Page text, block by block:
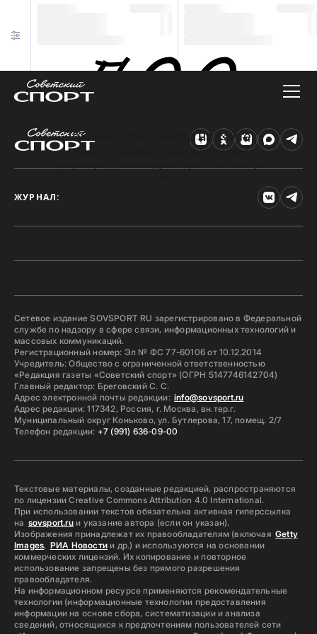
Техническая ошибка на сайте
Произошла ошибка. Чтобы найти нужную
ЖУРНАЛ:
Сетевое издание SOVSPORT RU зарегистрировано в Федеральной
службе по надзору в сфере связи, информационных технологий и
массовых коммуникаций.
Регистрационный номер: Эл № ФС 77-60106 от 10.12.2014
Учредитель: Общество с ограниченной ответственностью
«Редакция газеты «Советский спорт» (ОГРН 5147746142704)
Главный редактор: Бреговский С. С.
Адрес электронной почты редакции: info@sovsport.ru
Адрес редакции: 117342, Россия, г. Москва, вн.тер.г.
Муниципальный округ Коньково, ул. Бутлерова, 17, помещ. 2/7
Телефон редакции: +7 (991) 636-09-00
Текстовые материалы, созданные редакцией, распространяются
по лицензии Creative Commons Attribution 4.0 International.
При использовании текстов обязательна активная гиперссылка
на sovsport.ruи указание автора (если он указан).
Изображения принадлежат их правообладателям (включая Getty
Images, РИА Новостии др.) и используются на основании
коммерческих лицензий. Их копирование и повторное
использование запрещены без прямого разрешения
правообладателя.
На информационном ресурсе применяются рекомендательные
технологии (информационные технологии предоставления
информации на основе сбора, систематизации и анализа
сведений, относящихся к предпочтениям пользователей сети